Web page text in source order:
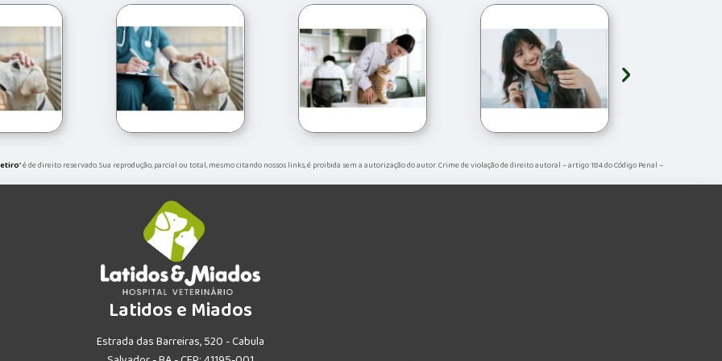
›
" é de direito reservado. Sua reprodução, parcial ou total, mesmo citando nossos links, é proibida sem a autorização do autor. Crime de violação de direito autoral – artigo 184 do Código Penal –
Latidos e Miados
Estrada das Barreiras, 520 - Cabula